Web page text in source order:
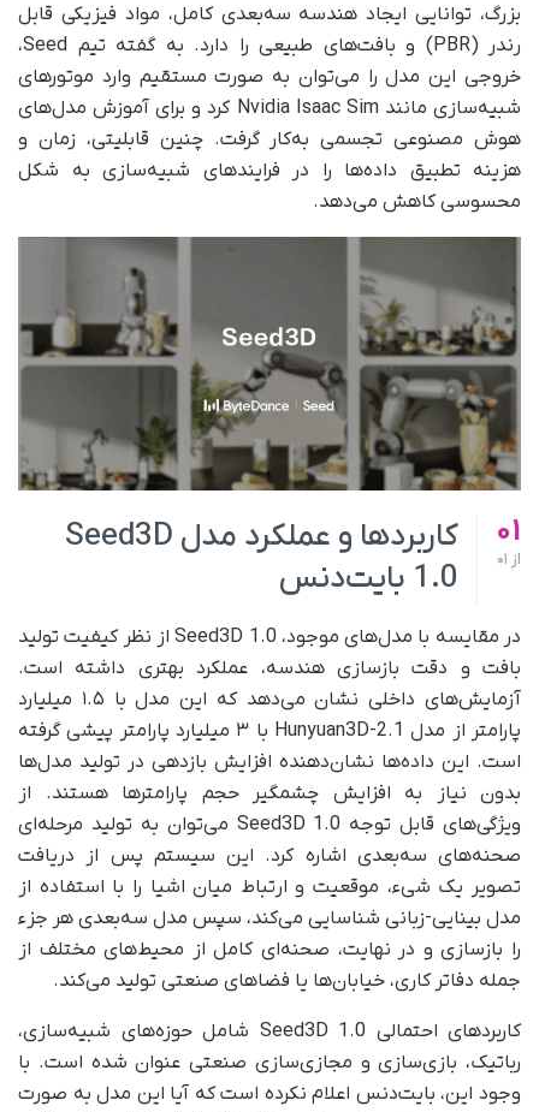
بزرگ، توانایی ایجاد هندسه سه‌بعدی کامل، مواد فیزیکی قابل
رندر (PBR) و بافت‌های طبیعی را دارد. به گفته تیم Seed،
خروجی این مدل را می‌توان به صورت مستقیم وارد موتورهای
شبیه‌سازی مانند Nvidia Isaac Sim کرد و برای آموزش مدل‌های
هوش مصنوعی تجسمی به‌کار گرفت. چنین قابلیتی، زمان و
هزینه تطبیق داده‌ها را در فرایندهای شبیه‌سازی به شکل
محسوسی کاهش می‌دهد.
01
از
کاربردها و عملکرد مدل Seed3D
1.0 بایت‌دنس
در مقایسه با مدل‌های موجود، Seed3D 1.0 از نظر کیفیت تولید
بافت و دقت بازسازی هندسه، عملکرد بهتری داشته است.
آزمایش‌های داخلی نشان می‌دهد که این مدل با ۱.۵ میلیارد
پارامتر از مدل Hunyuan3D-2.1 با ۳ میلیارد پارامتر پیشی گرفته
است. این داده‌ها نشان‌دهنده افزایش بازدهی در تولید مدل‌ها
بدون نیاز به افزایش چشمگیر حجم پارامترها هستند. از
ویژگی‌های قابل‌ توجه Seed3D 1.0 می‌توان به تولید مرحله‌ای
صحنه‌های سه‌بعدی اشاره کرد. این سیستم پس از دریافت
تصویر یک شیء، موقعیت و ارتباط میان اشیا را با استفاده از
مدل بینایی-زبانی شناسایی می‌کند، سپس مدل سه‌بعدی هر جزء
را بازسازی و در نهایت، صحنه‌ای کامل از محیط‌های مختلف از
جمله دفاتر کاری، خیابان‌ها یا فضاهای صنعتی تولید می‌کند.
کاربردهای احتمالی Seed3D 1.0 شامل حوزه‌های شبیه‌سازی،
رباتیک، بازی‌سازی و مجازی‌سازی صنعتی عنوان شده است. با
وجود این، بایت‌دنس اعلام نکرده است که آیا این مدل به‌ صورت